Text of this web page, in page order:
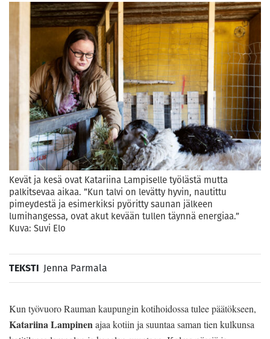
Kevät ja kesä ovat Katariina Lampiselle työlästä mutta
palkitsevaa aikaa. ”Kun talvi on levätty hyvin, nautittu
pimeydestä ja esimerkiksi pyöritty saunan jälkeen
lumihangessa, ovat akut kevään tullen täynnä energiaa.”
Kuva: Suvi Elo
TEKSTI Jenna Parmala
Kun työvuoro Rauman kaupungin kotihoidossa tulee päätökseen,
Katariina Lampinenajaa kotiin ja suuntaa saman tien kulkunsa